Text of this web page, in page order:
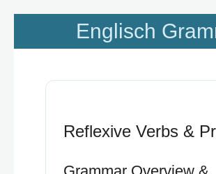
Zum
springen
Englisch
Reflexive Verbs &